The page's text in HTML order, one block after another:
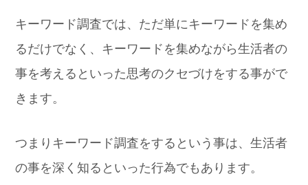
キーワード調査では、ただ単にキーワードを集め
るだけでなく、キーワードを集めながら生活者の
事を考えるといった思考のクセづけをする事がで
きます。
つまりキーワード調査をするという事は、生活者
の事を深く知るといった行為でもあります。